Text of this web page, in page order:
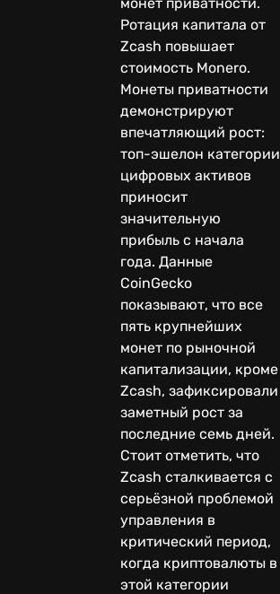
Ротация капитала от
Zcash повышает
стоимость Monero.
Монеты приватности
демонстрируют
впечатляющий рост:
топ-эшелон категории
цифровых активов
приносит
значительную
прибыль с начала
года. Данные
CoinGecko
показывают, что все
пять крупнейших
монет по рыночной
капитализации, кроме
Zcash, зафиксировали
заметный рост за
последние семь дней.
Стоит отметить, что
Zcash сталкивается с
серьёзной проблемой
управления в
критический период,
когда криптовалюты в
этой категории